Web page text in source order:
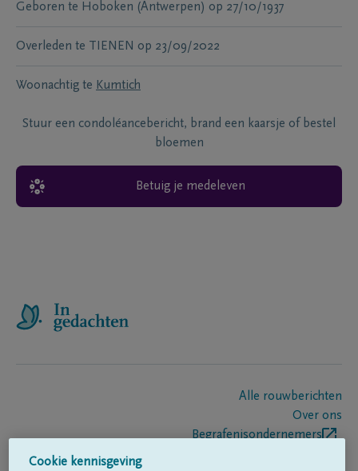
Geboren te Hoboken (Antwerpen) op 27/10/1937
Overleden te TIENEN op 23/09/2022
Woonachtig te Kumtich
Stuur een condoléancebericht, brand een kaarsje of bestel
bloemen
Betuig je medeleven
Alle rouwberichten
Over ons
Begrafenisondernemers
Cookie kennisgeving